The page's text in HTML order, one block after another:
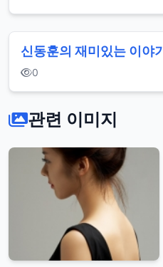
신동훈의 재미있는 이야기
0
관련 이미지